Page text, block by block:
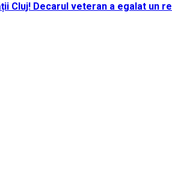
Cluj! Decarul veteran a egalat un